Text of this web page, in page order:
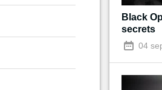
Black
secrets
04